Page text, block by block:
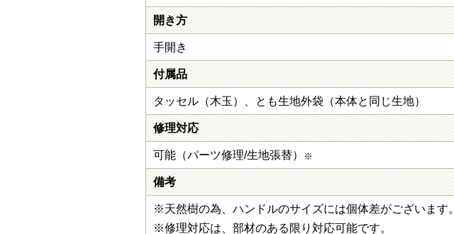
開き方
手開き
付属品
タッセル（木玉）、とも生地外袋（本体と同じ生地）
修理対応
可能（パーツ修理/生地張替） ※
備考
※天然樹の為、ハンドルのサイズには個体差がございます。
※修理対応は、部材のある限り対応可能です。